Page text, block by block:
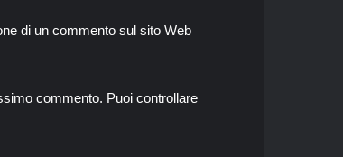
di un commento sul sito Web
commento. Puoi controllare